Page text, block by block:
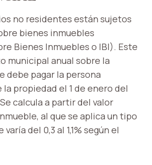
no residentes están sujetos
bienes inmuebles
Bienes Inmuebles o IBI). Este
municipal anual sobre la
debe pagar la persona
propiedad el 1 de enero del
calcula a partir del valor
al que se aplica un tipo
del 0,3 al 1,1% según el